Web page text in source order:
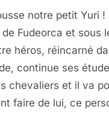
notre petit Yuri !
Fudeorca et sous
héros, réincarné
continue ses
chevaliers et il va
faire de lui, ce